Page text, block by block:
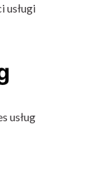
usługi
usług